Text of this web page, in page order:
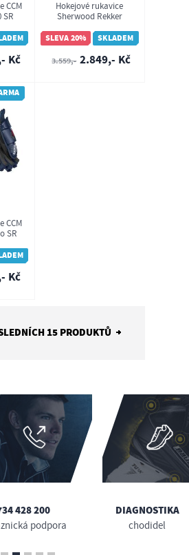
CCM
SR
Kč
Hokejové rukavice
Sherwood Rekker
SLEVA 20%
SKLADEM
3.559,- 2.849,- Kč
CCM
SR
Kč
15 PRODUKTŮ
428 200
podpora
DIAGNOSTIKA
chodidel